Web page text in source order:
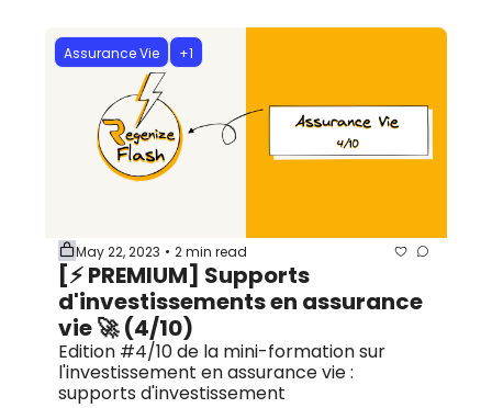
Assurance Vie +1
May 22, 2023 • 2 min read
[⚡️ PREMIUM] Supports
d'investissements en assurance
vie 🚀 (4/10)
Edition #4/10 de la mini-formation sur
l'investissement en assurance vie :
supports d'investissement